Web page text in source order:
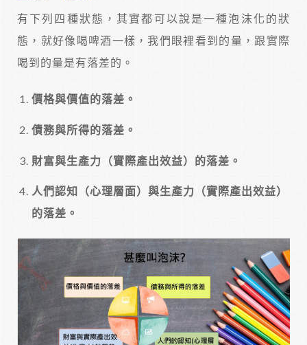
有下列四種狀態，其實都可以說是一種泡沫化的狀
態，就好像喝啤酒一樣，我們眼裡看到的量，跟實際
喝到的量是有落差的。
價格與價值的落差。
債務與所得的落差。
財富與生產力（實際產出效益）的落差。
人們認知（心理層面）與生產力（實際產出效益）
的落差。